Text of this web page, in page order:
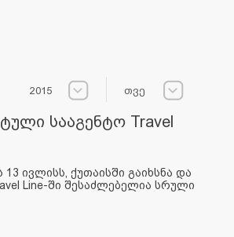
2015 თვე
სააგენტო Travel
ივლისს, ქუთაისში გაიხსნა და
Line-ში შესაძლებელია სრული